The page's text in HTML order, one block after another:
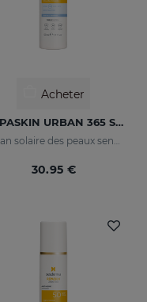
Acheter
REPASKIN URBAN 365 Sensitive SPF50+
30.95 €